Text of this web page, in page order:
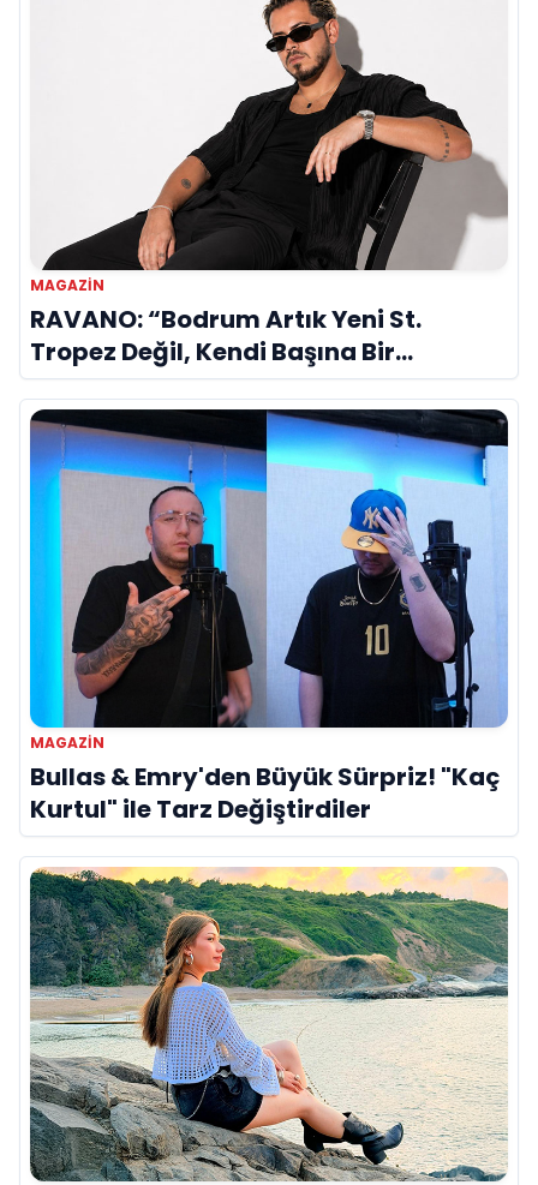
MAGAZİN
RAVANO: “Bodrum Artık Yeni St.
Tropez Değil, Kendi Başına Bir
Referans”
MAGAZİN
Bullas & Emry'den Büyük Sürpriz! "Kaç
Kurtul" ile Tarz Değiştirdiler